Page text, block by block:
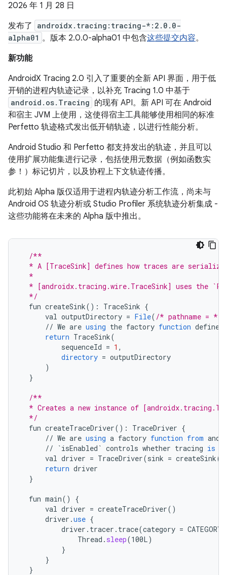
2026 年 1 月 28 日
发布了
androidx.tracing:tracing-*:2.0.0-
alpha01 。版本 2.0.0-alpha01 中包含这些提交内容。
新功能
AndroidX Tracing 2.0 引入了重要的全新 API 界面，用于低
开销的进程内轨迹记录，以补充 Tracing 1.0 中基于
android.os.Tracing 的现有 API。新 API 可在 Android
和宿主 JVM 上使用，这使得宿主工具能够使用相同的标准
Perfetto 轨迹格式发出低开销轨迹，以进行性能分析。
Android Studio 和 Perfetto 都支持发出的轨迹，并且可以
使用扩展功能集进行记录，包括使用元数据（例如函数实
参！）标记切片，以及协程上下文轨迹传播。
此初始 Alpha 版仅适用于进程内轨迹分析工作流，尚未与
Android OS 轨迹分析或 Studio Profiler 系统轨迹分析集成 -
这些功能将在未来的 Alpha 版中推出。
/**
* A [TraceSink] defines how traces are
  *
* [androidx.tracing.wire.TraceSink] uses the
  */
fun createSink() : TraceSink {
val outputDirectory = File( /* pathname = */
// We are using the factory function defined
return TraceSink(
sequenceId = 1 ,
directory = outputDirectory
)
}
/**
* Creates a new instance of
  */
fun createTraceDriver() : TraceDriver {
// We are using a factory function from
//
`isEnabled` controls whether tracing is
val driver = TraceDriver(sink = createSink
return driver
}
fun main()
{
val driver = createTraceDriver()
driver .use {
driver . tracer . trace(category =
Thread . sleep(100L)
}
}
}